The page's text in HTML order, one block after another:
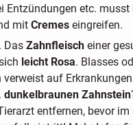
Entzündungen etc. musst
mit Cremes eingreifen.
. Das Zahnfleisch einer
leicht Rosa. Blasses
auf
dunkelbraunen Zahnstein
entfernen, bevor